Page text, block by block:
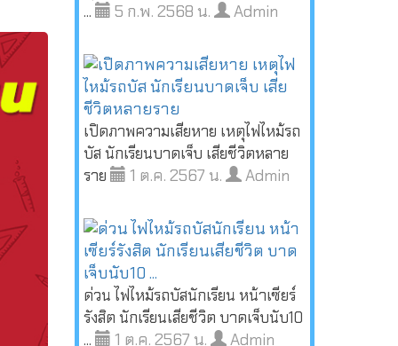
...
5 ก.พ. 2568 น. Admin
เปิดภาพความเสียหาย เหตุไฟไหม้รถ
บัส นักเรียนบาดเจ็บ เสียชีวิตหลาย
ราย
1 ต.ค. 2567 น. Admin
ด่วน ไฟไหม้รถบัสนักเรียน หน้าเซียร์
รังสิต นักเรียนเสียชีวิต บาดเจ็บนับ10
...
1 ต.ค. 2567 น. Admin